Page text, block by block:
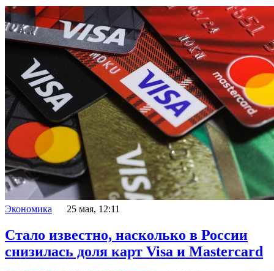
Экономика 25 мая, 12:11
Стало известно, насколько в России
снизилась доля карт Visa и Mastercard